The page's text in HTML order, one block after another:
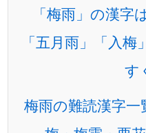
「梅雨」の漢字
「五月雨」「入
す
梅雨の難読漢字一